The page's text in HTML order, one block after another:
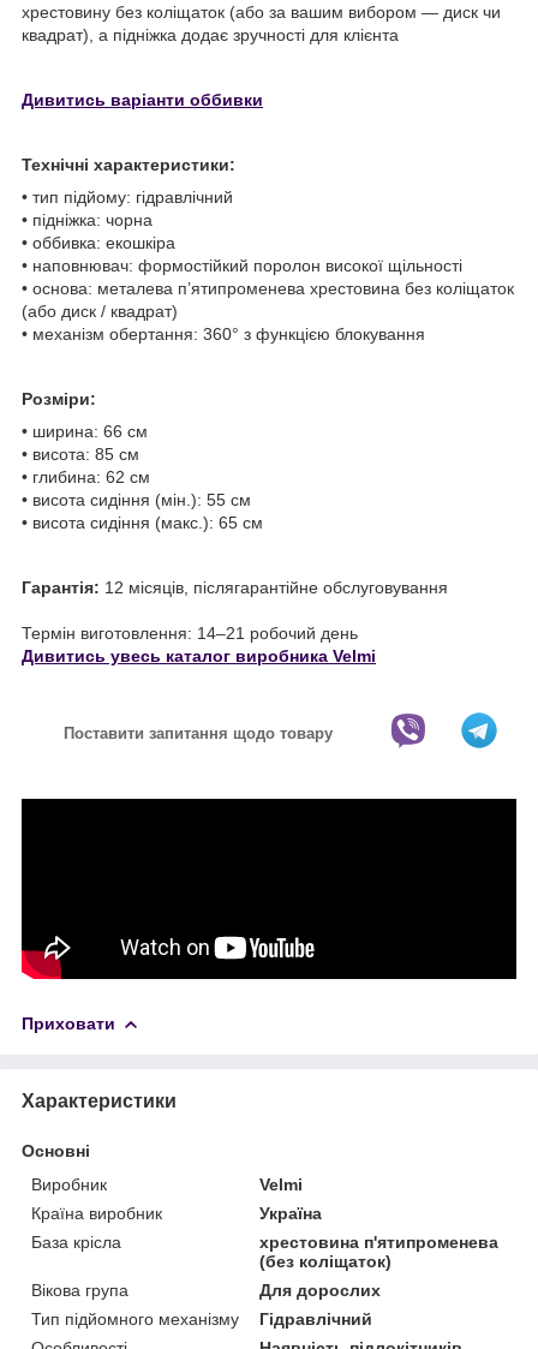
хрестовину без коліщаток (або за вашим вибором — диск чи
квадрат), а підніжка додає зручності для клієнта
Дивитись варіанти оббивки
Технічні характеристики:
• тип підйому: гідравлічний
• підніжка: чорна
• оббивка: екошкіра
• наповнювач: формостійкий поролон високої щільності
• основа: металева п’ятипроменева хрестовина без коліщаток
(або диск / квадрат)
• механізм обертання: 360° з функцією блокування
Розміри:
• ширина: 66 см
• висота: 85 см
• глибина: 62 см
• висота сидіння (мін.): 55 см
• висота сидіння (макс.): 65 см
Гарантія: 12 місяців, післягарантійне обслуговування
Термін виготовлення: 14–21 робочий день
Дивитись увесь каталог виробника Velmi
Поставити запитання щодо товару
Приховати
Характеристики
Основні
Виробник
Velmi
Країна виробник
Україна
База крісла
хрестовина п'ятипроменева
(без коліщаток)
Вікова група
Для дорослих
Тип підйомного механізму
Гідравлічний